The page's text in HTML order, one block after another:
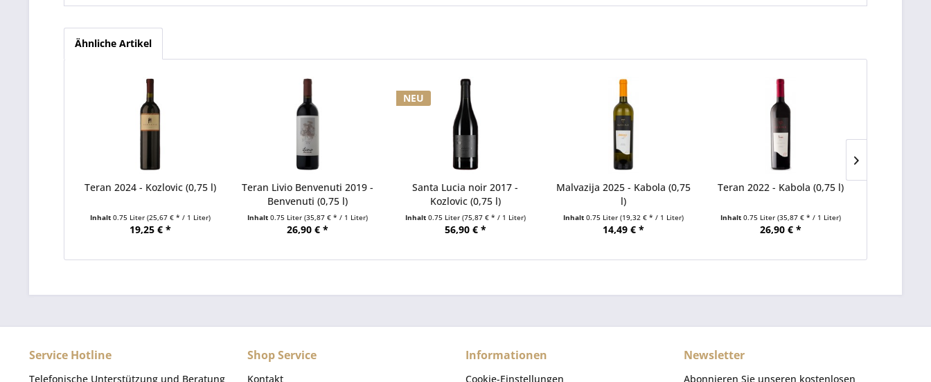
Ähnliche Artikel
Teran 2024 - Kozlovic (0,75 l)
Inhalt 0.75 Liter (25,67 € * / 1 Liter)
19,25 € *
Teran Livio Benvenuti 2019 -
Benvenuti (0,75 l)
Inhalt0.75 Liter(35,87 € * / 1 Liter)
26,90 € *
NEU
Santa Lucia noir 2017 -
Kozlovic (0,75 l)
Inhalt 0.75 Liter (75,87 € * / 1 Liter)
56,90 € *
Malvazija 2025 - Kabola (0,75
l)
Inhalt 0.75 Liter (19,32 € * / 1 Liter)
14,49 € *
Teran 2022 - Kabola (0,75 l)
Inhalt0.75 Liter(35,87 € * / 1 Liter)
26,90 € *
Service Hotline
Telefonische Unterstützung und Beratung
Shop Service
Kontakt
Informationen
Cookie-Einstellungen
Newsletter
Abonnieren Sie unseren kostenlosen